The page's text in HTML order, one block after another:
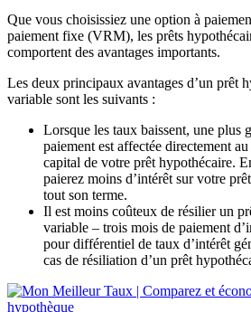
Que vous choisissiez une option à
paiement fixe (VRM), les prêts
comportent des avantages importants.
Les deux principaux avantages d’un prêt
variable sont les suivants :
Lorsque les taux baissent, une plus
paiement est affectée directement
capital de votre prêt hypothécaire.
paierez moins d’intérêt sur votre
tout son terme.
Il est moins coûteux de résilier un
variable – trois mois de paiement
pour différentiel de taux d’intérêt
cas de résiliation d’un prêt